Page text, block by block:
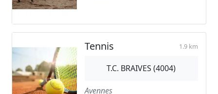
Tennis 1.9 km
T.C. BRAIVES (4004)
Avennes